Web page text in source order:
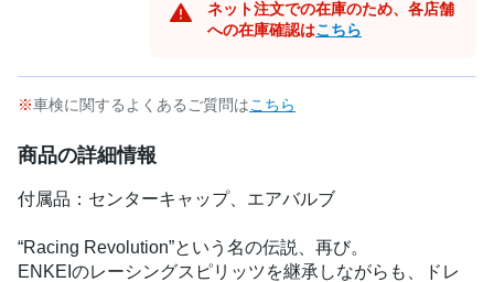
ネット注文での在庫のため、各店舗
への在庫確認はこちら
車検に関するよくあるご質問はこちら
商品の詳細情報
付属品：センターキャップ、エアバルブ
“Racing Revolution”という名の伝説、再び。
ENKEIのレーシングスピリッツを継承しながらも、ドレ